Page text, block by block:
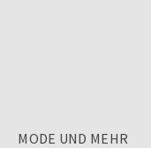
MODE UND MEHR